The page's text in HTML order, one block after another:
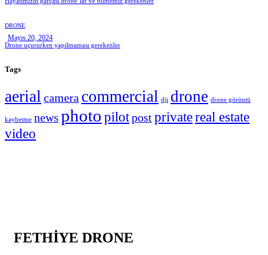
DRONE
Mayıs 20, 2024
Drone uçururken yapılmaması gerekenler
Tags
aerial camera commercial dji drone drone görüntü
kaybetme news photopilotpostprivatereal estate
video
FETHİYE DRONE